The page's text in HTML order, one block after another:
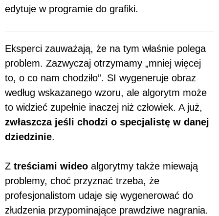
edytuje w programie do grafiki.
Eksperci zauważają, że na tym właśnie polega
problem. Zazwyczaj otrzymamy „mniej więcej
to, o co nam chodziło”. SI wygeneruje obraz
według wskazanego wzoru, ale algorytm może
to widzieć zupełnie inaczej niż człowiek. A już,
zwłaszcza jeśli chodzi o specjalistę w danej
dziedzinie.
Z treściami wideo algorytmy także miewają
problemy, choć przyznać trzeba, że
profesjonalistom udaje się wygenerować do
złudzenia przypominające prawdziwe nagrania.